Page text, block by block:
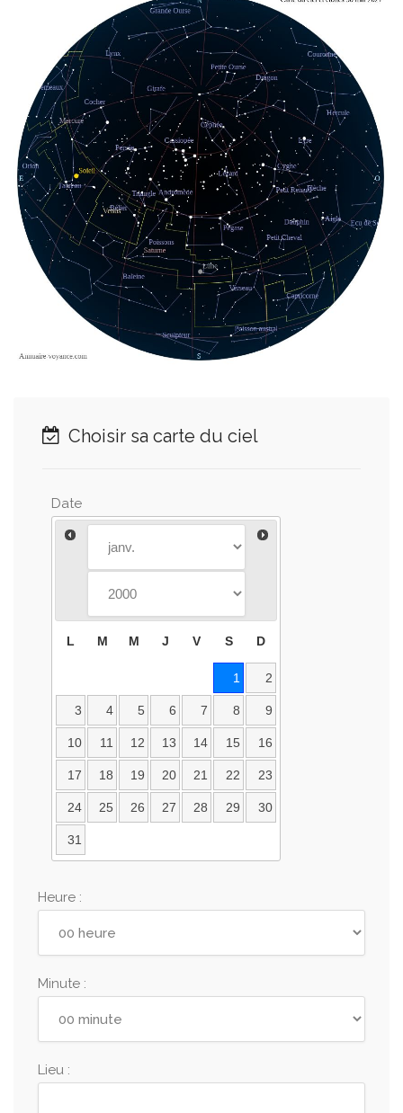
Choisir sa carte du ciel
Date
L M M J V S D
1 2
3 4 5 6 7 8 9
10 11 12 13 14 15 16
17 18 19 20 21 22 23
24 25 26 27 28 29 30
31
Heure :
Minute :
Lieu :